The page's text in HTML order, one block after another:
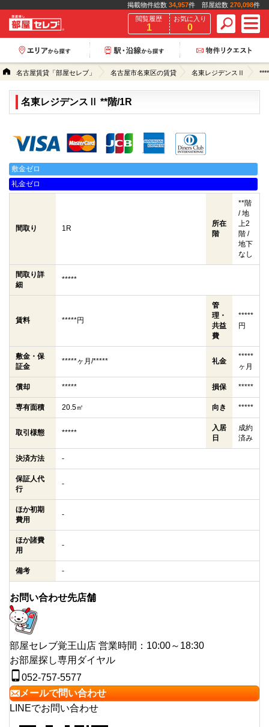
掲載物件総数 34,957件 部屋総数 270,098件
閲覧履歴
1
お気に入り
0
名古屋賃貸「部屋セレブ」 名古屋市名東区の賃貸 名東レジデンスⅡ
名東レジデンスⅡ **階/1R
敷金ゼロ
礼金ゼロ
間取り 1R
所在
階
**階
/ 地
上2
階 /
地下
なし
間取り詳
細
*****
賃料 *****円
管
理・
共益
費
*****
円
敷金・保
証金
*****ヶ月/***** 礼金
*****
ヶ月
償却 ***** 損保 *****
専有面積 20.5㎡ 向き *****
取引様態 *****
入居
日
成約
済み
決済方法 -
保証人代
行
-
ほか初期
費用
-
ほか諸費
用
-
備考 -
お問い合わせ先店舗
部屋セレブ覚王山店 営業時間：10:00～18:30
お部屋探し専用ダイヤル
052-757-5577
メールで問い合わせ
LINEでお問い合わせ